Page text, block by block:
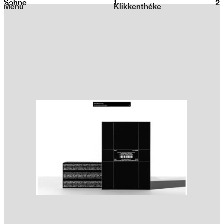
2026
Klikkenthéke
Menu
Söhne 1 2